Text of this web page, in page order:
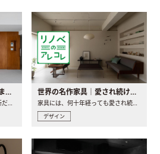
キッチンはレイアウトで決まる。後悔しないための考え方と選び方 世界の名作家具｜愛され続ける理由と一生モノとの出会い方
デザイン